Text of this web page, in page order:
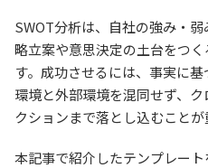
SWOT分析は、自社の強み・
略立案や意思決定の土台をつ
す。成功させるには、事実に
環境と外部環境を混同せず、
クションまで落とし込むことが
本記事で紹介したテンプレー